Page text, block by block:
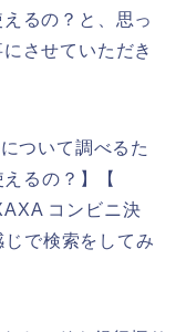
るの？と、思っ
させていただき
ついて調べるた
るの？】【
コンビニ決
で検索をしてみ